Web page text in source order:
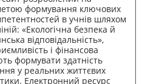
формування ключових
в учнів шляхом
«Екологічна безпека й
відповідальність»,
і фінансова
формувати здатність
у реальних життєвих
Електронний ресурс